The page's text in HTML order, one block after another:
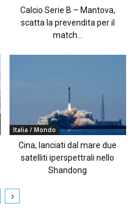
Calcio Serie B – Mantova,
scatta la prevendita per il
match...
Italia / Mondo
Cina, lanciati dal mare due
satelliti iperspettrali nello
Shandong